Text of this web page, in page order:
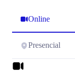
Online
Presencial